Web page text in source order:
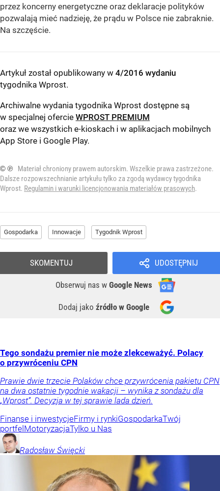
przez koncerny energetyczne oraz deklaracje polityków
pozwalają mieć nadzieję, że prądu w Polsce nie zabraknie.
Na szczęście.
Artykuł został opublikowany w 4/2016 wydaniu
tygodnika Wprost.
Archiwalne wydania tygodnika Wprost dostępne są
w specjalnej ofercie WPROST PREMIUM
oraz we wszystkich e-kioskach i w aplikacjach mobilnych
App Store i Google Play.
© ℗
Materiał chroniony prawem autorskim. Wszelkie prawa zastrzeżone.
Dalsze rozpowszechnianie artykułu tylko za zgodą wydawcy tygodnika
Wprost. Regulamin i warunki licencjonowania materiałów prasowych.
Gospodarka Innowacje Tygodnik Wprost
UDOSTĘPNIJ
Obserwuj nas w Google News
Dodaj jako źródło w Google
SKOMENTUJ
Tego sondażu premier nie może zlekceważyć. Polacy
o przywróceniu CPN
Prawie dwie trzecie Polaków chce przywrócenia pakietu CPN
na dwa ostatnie tygodnie wakacji – wynika z sondażu dla
„Wprost”. Decyzja w tej sprawie lada dzień.
Finanse i inwestycjeFirmy i rynkiGospodarkaTwój
portfelMotoryzacjaTylko u Nas
Radosław Święcki